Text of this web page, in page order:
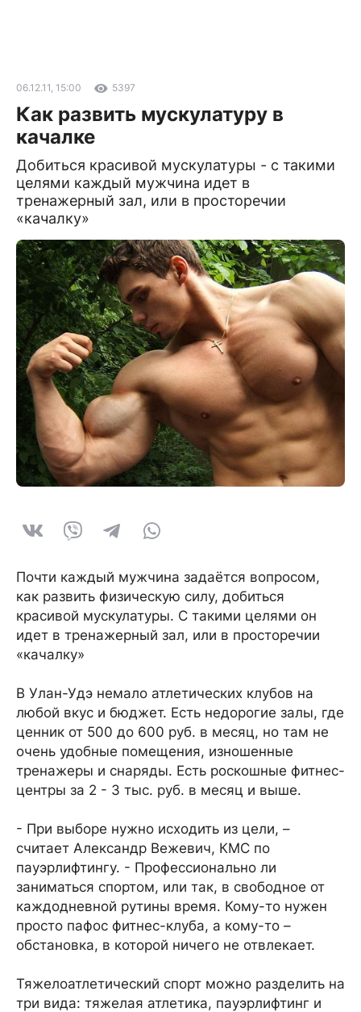
06.12.11, 15:00 5397
Как развить мускулатуру в
качалке
Добиться красивой мускулатуры - с такими
целями каждый мужчина идет в
тренажерный зал, или в просторечии
«качалку»
Почти каждый мужчина задаётся вопросом,
как развить физическую силу, добиться
красивой мускулатуры. С такими целями он
идет в тренажерный зал, или в просторечии
«качалку»
В Улан-Удэ немало атлетических клубов на
любой вкус и бюджет. Есть недорогие залы, где
ценник от 500 до 600 руб. в месяц, но там не
очень удобные помещения, изношенные
тренажеры и снаряды. Есть роскошные фитнес-
центры за 2 - 3 тыс. руб. в месяц и выше.
- При выборе нужно исходить из цели, –
считает Александр Вежевич, КМС по
пауэрлифтингу. - Профессионально ли
заниматься спортом, или так, в свободное от
каждодневной рутины время. Кому-то нужен
просто пафос фитнес-клуба, а кому-то –
обстановка, в которой ничего не отвлекает.
Тяжелоатлетический спорт можно разделить на
три вида: тяжелая атлетика, пауэрлифтинг и